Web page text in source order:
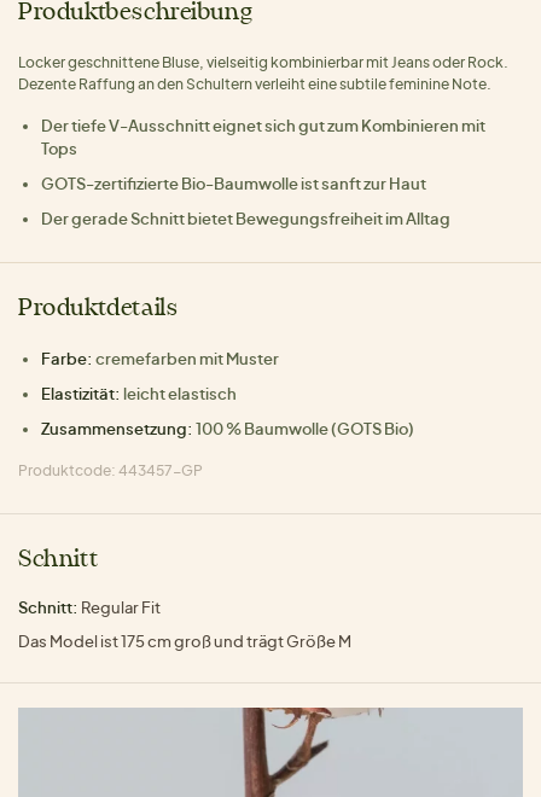
Produktbeschreibung
Locker geschnittene Bluse, vielseitig kombinierbar mit Jeans oder Rock.
Dezente Raffung an den Schultern verleiht eine subtile feminine Note.
Der tiefe V-Ausschnitt eignet sich gut zum Kombinieren mit
Tops
GOTS-zertifizierte Bio-Baumwolle ist sanft zur Haut
Der gerade Schnitt bietet Bewegungsfreiheit im Alltag
Produktdetails
Farbe: cremefarben mit Muster
Elastizität: leicht elastisch
Zusammensetzung: 100 % Baumwolle (GOTS Bio)
Produktcode: 443457-GP
Schnitt
Schnitt: Regular Fit
Das Model ist 175 cm groß und trägt Größe M